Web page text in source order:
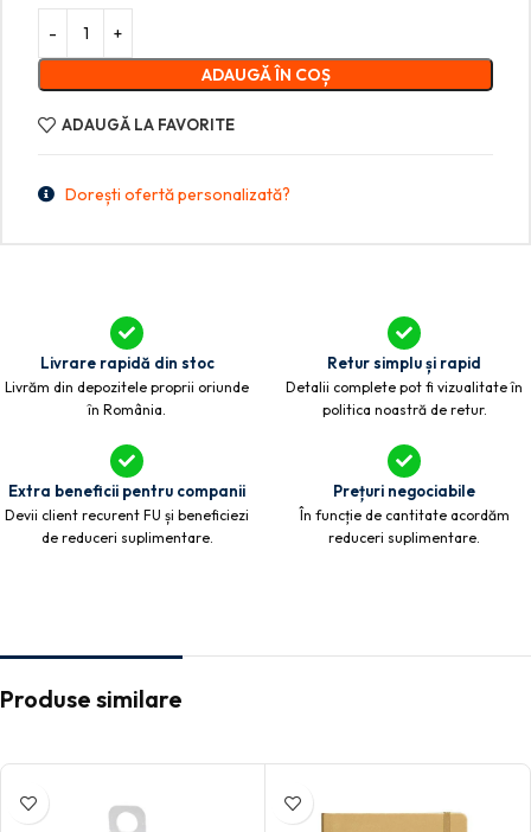
ADAUGĂ ÎN COȘ
ADAUGĂ LA FAVORITE
Dorești ofertă personalizată?
Livrare rapidă din stoc
Livrăm din depozitele proprii oriunde
în România.
Retur simplu și rapid
Detalii complete pot fi vizualitate în
politica noastră de retur.
Extra beneficii pentru companii
Devii client recurent FU și beneficiezi
de reduceri suplimentare.
Prețuri negociabile
În funcție de cantitate acordăm
reduceri suplimentare.
Produse similare